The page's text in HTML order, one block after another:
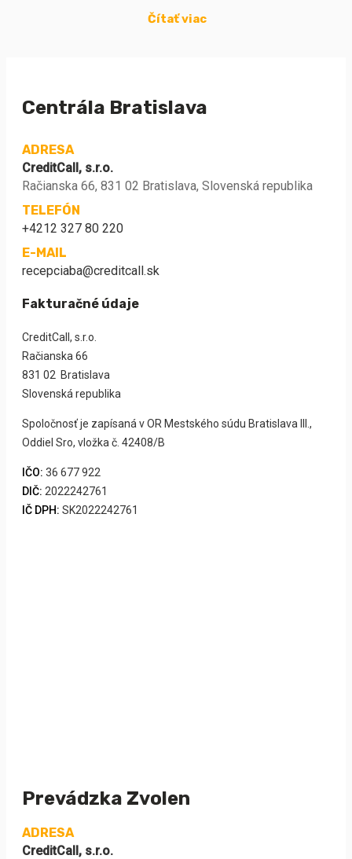
Čítať viac
Centrála Bratislava
ADRESA
CreditCall, s.r.o.
Račianska 66, 831 02 Bratislava, Slovenská republika
TELEFÓN
+4212 327 80 220
E-MAIL
recepciaba@creditcall.sk
Fakturačné údaje
CreditCall, s.r.o.
Račianska 66
831 02 Bratislava
Slovenská republika
Spoločnosť je zapísaná v OR Mestského súdu Bratislava III.,
Oddiel Sro, vložka č. 42408/B
IČO: 36 677 922
DIČ: 2022242761
IČ DPH: SK2022242761
Prevádzka Zvolen
ADRESA
CreditCall, s.r.o.